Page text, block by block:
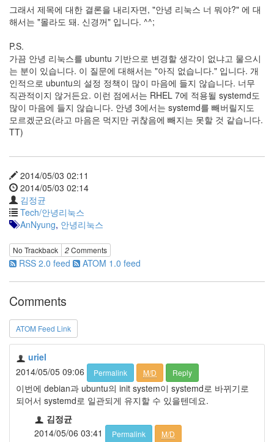
그래서 제목에 대한 결론을 내리자면, "안녕 리눅스 너 뭐야?" 에 대
해서는 "몰라도 돼. 신경꺼" 입니다. ^^;
P.S.
가끔 안녕 리눅스를 ubuntu 기반으로 변경할 생각이 없냐고 물으시
는 분이 있습니다. 이 질문에 대해서는 "아직 없습니다." 입니다. 개
인적으로 ubuntu의 설정 정책이 많이 마음에 들지 않습니다. 너무
직관적이지 않거든요. 이런 점에서는 RHEL 7에 적용될 systemd도
많이 마음에 들지 않습니다. 안녕 3에서는 systemd를 빼버릴지도
모르겠군요(라고 마음은 먹지만 귀찮음에 빼지는 못할 것 같습니다.
TT)
2014/05/03 02:11
2014/05/03 02:14
김정균
Tech/안녕리눅스
AnNyung, 안녕리눅스
No Trackback 2Comments
RSS 2.0 feed ATOM 1.0 feed
Comments
ATOM Feed Link
uriel
2014/05/05 09:06
Permalink M/D Reply
이번에 debian과 ubuntu의 init system이 systemd로 바뀌기로
되어서 systemd로 일관되게 유지할 수 있을텐데요.
김정균
2014/05/06 03:41
Permalink M/D